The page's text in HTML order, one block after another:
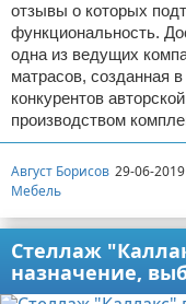
отзывы о которых
функциональность.
одна из ведущих
матрасов, созданная
конкурентов
производством
Август Борисов 29-06-
Мебель
Стеллаж
назначение,